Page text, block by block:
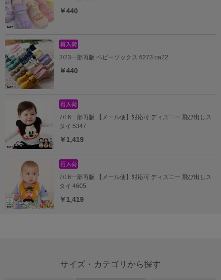
￥440
3/23一部再販 ベビーソックス 6273 oa22
￥440
7/16一部再販 【メール便】対応可 ディズニー 飛び出しス
タイ 5347
￥1,419
7/16一部再販 【メール便】対応可 ディズニー 飛び出しス
タイ 4605
￥1,419
サイズ・カテゴリから探す